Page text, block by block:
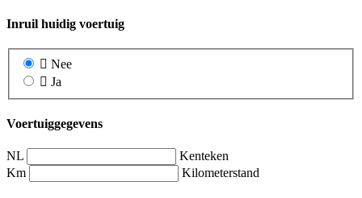
Inruil huidig voertuig
Nee
Ja
Voertuiggegevens
NL
Kenteken
Km
Kilometerstand